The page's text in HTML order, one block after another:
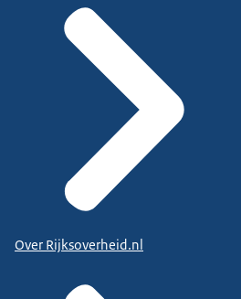
Over Rijksoverheid.nl